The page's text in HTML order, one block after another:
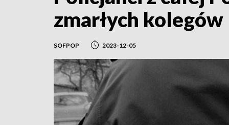
zmarłych kolegów
SOFPOP 2023-12-05